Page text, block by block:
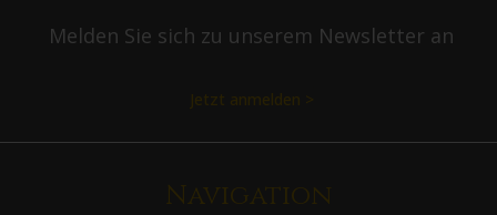
Melden Sie sich zu unserem Newsletter an
Jetzt anmelden >
Navigation